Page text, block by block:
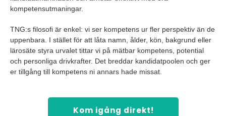
kompetensutmaningar.
TNG:s filosofi är enkel: vi ser kompetens ur fler perspektiv än de
uppenbara. I stället för att låta namn, ålder, kön, bakgrund eller
lärosäte styra urvalet tittar vi på mätbar kompetens, potential
och personliga drivkrafter. Det breddar kandidatpoolen och ger
er tillgång till kompetens ni annars hade missat.
Kom igång direkt!